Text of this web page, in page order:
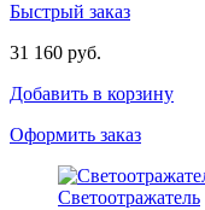
Быстрый заказ
31 160 руб.
Добавить в корзину
Оформить заказ
Светоотражатель